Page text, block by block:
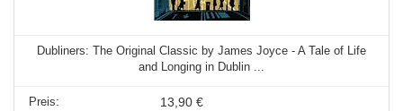
Dubliners: The Original Classic by James Joyce - A Tale of Life
and Longing in Dublin ...
13,90 €